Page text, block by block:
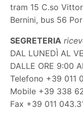
tram 15 C.so
Bernini, bus 56
SEGRETERIA
DAL LUNEDÌ AL
DALLE ORE 9:00
Telefono +39 011
Mobile +39 338
Fax +39 011